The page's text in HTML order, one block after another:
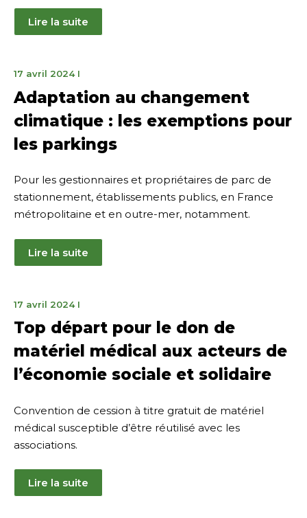
Lire la suite
17 avril 202418
avril
2024
I
Adaptation au changement
climatique : les exemptions pour
les parkings
Pour les gestionnaires et propriétaires de parc de
stationnement, établissements publics, en France
métropolitaine et en outre-mer, notamment.
Lire la suite
17 avril 202418
2024
I
Top départ pour le don de
matériel médical aux acteurs de
l’économie sociale et solidaire
Convention de cession à titre gratuit de matériel
médical susceptible d’être réutilisé avec les
associations.
Lire la suite